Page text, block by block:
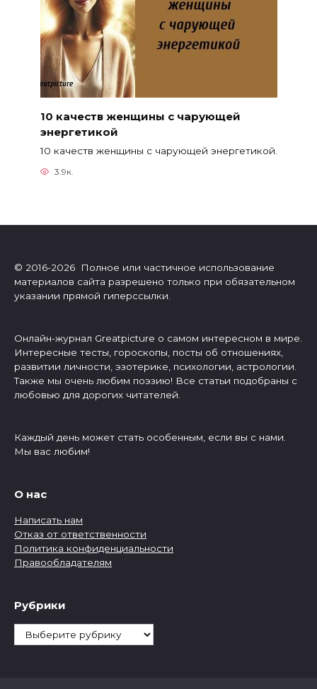
10 качеств женщины с чарующей
энергетикой
10 качеств женщины с чарующей энергетикой.
3.9к.
© 2016-2026 Полное или частичное использование
материалов сайта разрешено только при обязательном
указании прямой гиперссылки.
Онлайн-журнал Greatpicture о самом интересном в мире.
Интересные тесты, гороскопы, посты об отношениях,
развитии личности, эзотерике, психологии, астрологии.
Также мы очень любим поэзию! Все статьи подобраны с
любовью для дорогих читателей.
Каждый день может стать особенным, если вы с нами.
Мы вас любим!
О нас
Написать нам
Отказ от ответственности
Политика конфиденциальности
Правообладателям
Рубрики
Рубрики